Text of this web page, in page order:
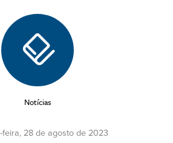
Notícias
feira, 28 de agosto de 2023